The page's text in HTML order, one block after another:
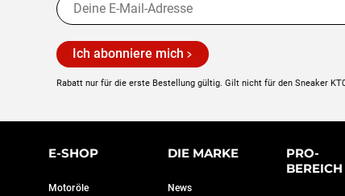
Ich abonniere mich
Rabatt nur für die erste Bestellung gültig. Gilt nicht für den Sneaker
E-SHOP
Motoröle
DIE MARKE
News
PRO-
BEREICH